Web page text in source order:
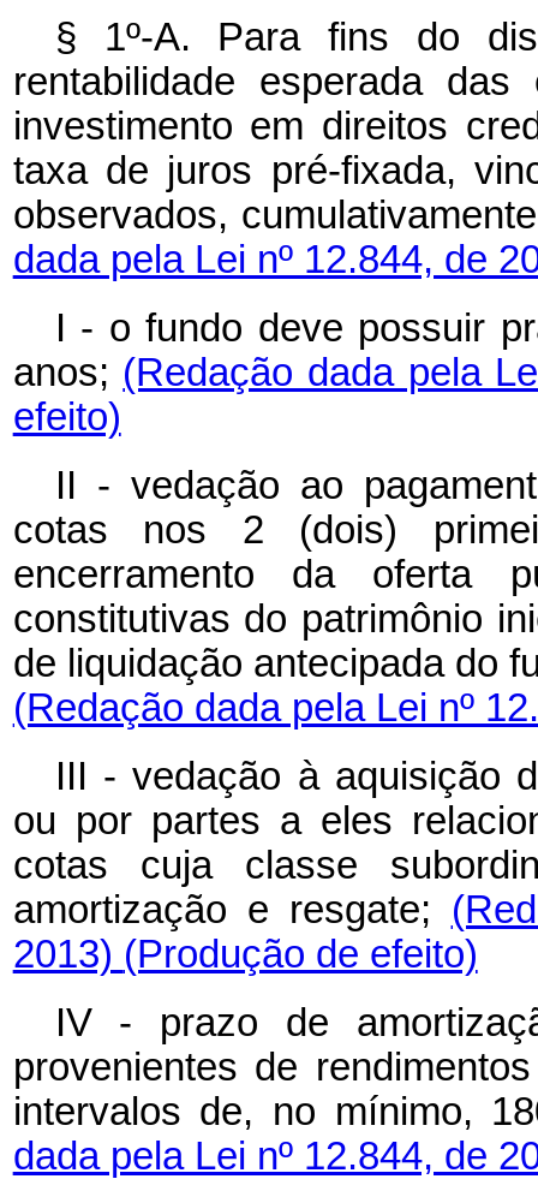
§ 1º-A. Para fins do
rentabilidade esperada
investimento em direitos
taxa de juros pré-fixada,
observados,
dada pela Lei nº 12.844, de
I - o fundo deve possuir
anos; (Redação dada pela
efeito)
II - vedação ao
cotas nos 2 (dois)
encerramento da oferta
constitutivas do patrimônio
de liquidação antecipada do
(Redação dada pela Lei nº
III - vedação à aquisição
ou por partes a eles
cotas cuja classe
amortização e resgate;
2013) (Produção de efeito)
IV - prazo de
provenientes de
intervalos de, no mínimo,
dada pela Lei nº 12.844, de